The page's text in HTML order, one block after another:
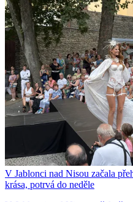
V Jablonci nad Nisou začala
krása, potrvá do neděle